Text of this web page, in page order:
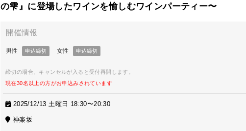
の雫』に登場したワインを愉しむワインパーティー〜
締切の場合、キャンセルが入ると受付再開します。
現在30名以上の方がお申込みされています
2025/12/13 土曜日 18:30〜20:30
神楽坂